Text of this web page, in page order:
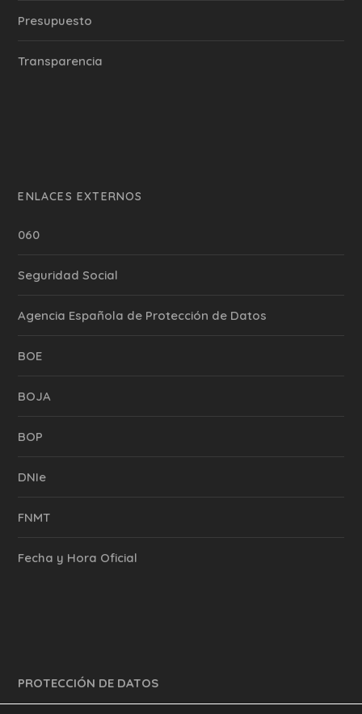
Presupuesto
Transparencia
ENLACES EXTERNOS
060
Seguridad Social
Agencia Española de Protección de Datos
BOE
BOJA
BOP
DNIe
FNMT
Fecha y Hora Oficial
PROTECCIÓN DE DATOS